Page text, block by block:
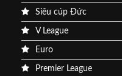
Siêu cúp Đức
V League
Euro
Premier League